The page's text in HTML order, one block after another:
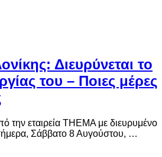
Διευρύνεται το
του – Ποιες μέρες
εταιρεία THEMA με διευρυμένο
Σάββατο 8 Αυγούστου, …